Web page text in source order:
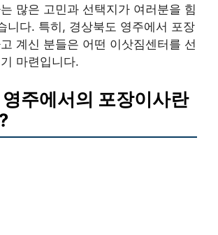
많은 고민과 선택지가 여러분을 힘
니다. 특히, 경상북도 영주에서 포장
계신 분들은 어떤 이삿짐센터를 선
마련입니다.
주에서의 포장이사란